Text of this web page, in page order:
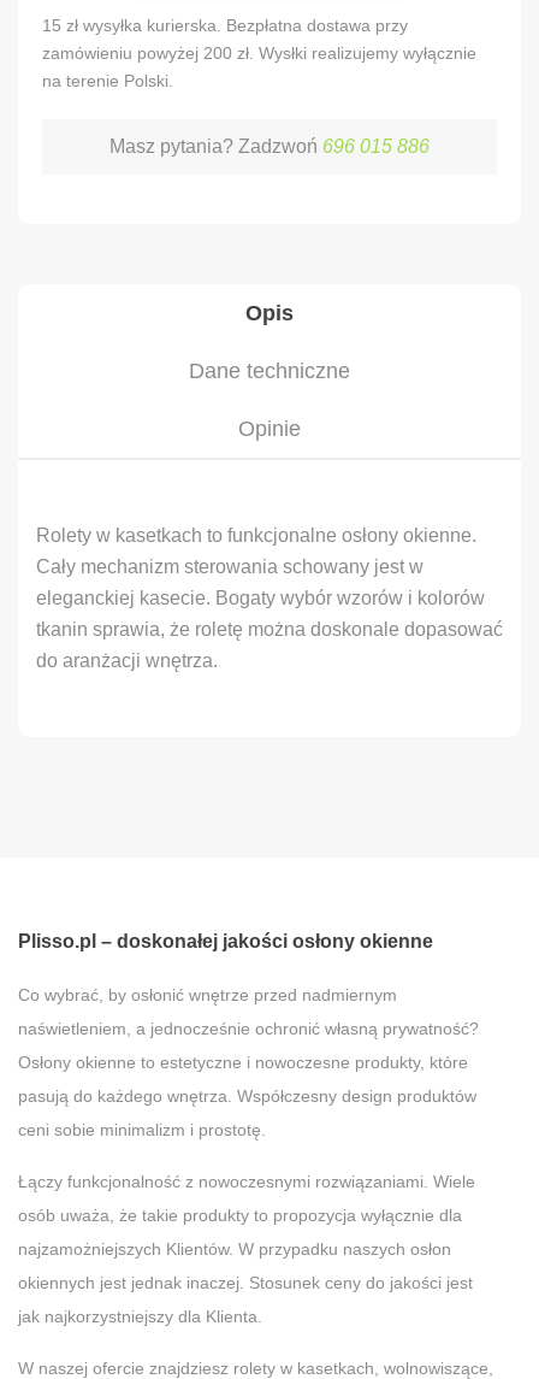
15 zł wysyłka kurierska. Bezpłatna dostawa przy
zamówieniu powyżej 200 zł. Wysłki realizujemy wyłącznie
na terenie Polski.
Masz pytania? Zadzwoń 696 015 886
Opis
Dane techniczne
Opinie
Rolety w kasetkach to funkcjonalne osłony okienne.
Cały mechanizm sterowania schowany jest w
eleganckiej kasecie. Bogaty wybór wzorów i kolorów
tkanin sprawia, że roletę można doskonale dopasować
do aranżacji wnętrza.
Plisso.pl – doskonałej jakości osłony okienne
Co wybrać, by osłonić wnętrze przed nadmiernym
naświetleniem, a jednocześnie ochronić własną prywatność?
Osłony okienne to estetyczne i nowoczesne produkty, które
pasują do każdego wnętrza. Współczesny design produktów
ceni sobie minimalizm i prostotę.
Łączy funkcjonalność z nowoczesnymi rozwiązaniami. Wiele
osób uważa, że takie produkty to propozycja wyłącznie dla
najzamożniejszych Klientów. W przypadku naszych osłon
okiennych jest jednak inaczej. Stosunek ceny do jakości jest
jak najkorzystniejszy dla Klienta.
W naszej ofercie znajdziesz rolety w kasetkach, wolnowiszące,